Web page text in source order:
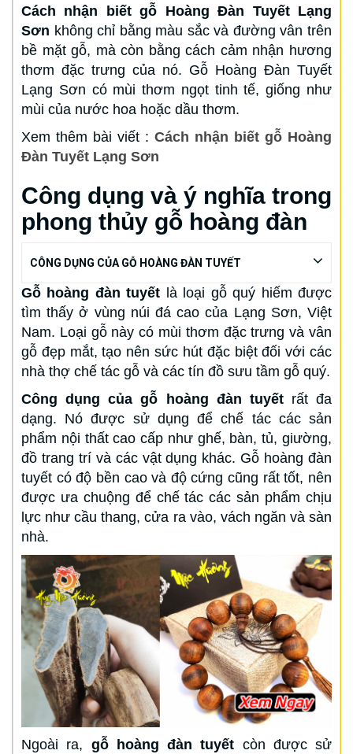
Cách nhận biết gỗ Hoàng Đàn Tuyết Lạng
Sơn không chỉ bằng màu sắc và đường vân trên
bề mặt gỗ, mà còn bằng cách cảm nhận hương
thơm đặc trưng của nó. Gỗ Hoàng Đàn Tuyết
Lạng Sơn có mùi thơm ngọt tinh tế, giống như
mùi của nước hoa hoặc dầu thơm.
Xem thêm bài viết : Cách nhận biết gỗ Hoàng
Đàn Tuyết Lạng Sơn
Công dụng và ý nghĩa trong
phong thủy gỗ hoàng đàn
CÔNG DỤNG CỦA GỖ HOÀNG ĐÀN TUYẾT
Gỗ hoàng đàn tuyết là loại gỗ quý hiếm được
tìm thấy ở vùng núi đá cao của Lạng Sơn, Việt
Nam. Loại gỗ này có mùi thơm đặc trưng và vân
gỗ đẹp mắt, tạo nên sức hút đặc biệt đối với các
nhà thợ chế tác gỗ và các tín đồ sưu tầm gỗ quý.
Công dụng của gỗ hoàng đàn tuyếtrất đa
dạng. Nó được sử dụng để chế tác các sản
phẩm nội thất cao cấp như ghế, bàn, tủ, giường,
đồ trang trí và các vật dụng khác. Gỗ hoàng đàn
tuyết có độ bền cao và độ cứng cũng rất tốt, nên
được ưa chuộng để chế tác các sản phẩm chịu
lực như cầu thang, cửa ra vào, vách ngăn và sàn
nhà.
Ngoài ra, gỗ hoàng đàn tuyết còn được sử